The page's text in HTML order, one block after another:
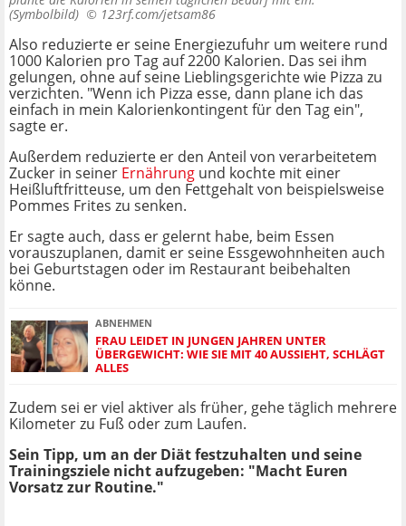
(Symbolbild) © 123rf.com/jetsam86
Also reduzierte er seine Energiezufuhr um weitere rund
1000 Kalorien pro Tag auf 2200 Kalorien. Das sei ihm
gelungen, ohne auf seine Lieblingsgerichte wie Pizza zu
verzichten. "Wenn ich Pizza esse, dann plane ich das
einfach in mein Kalorienkontingent für den Tag ein",
sagte er.
Außerdem reduzierte er den Anteil von verarbeitetem
Zucker in seiner Ernährung und kochte mit einer
Heißluftfritteuse, um den Fettgehalt von beispielsweise
Pommes Frites zu senken.
Er sagte auch, dass er gelernt habe, beim Essen
vorauszuplanen, damit er seine Essgewohnheiten auch
bei Geburtstagen oder im Restaurant beibehalten
könne.
ABNEHMEN
FRAU LEIDET IN JUNGEN JAHREN UNTER
ÜBERGEWICHT: WIE SIE MIT 40 AUSSIEHT, SCHLÄGT
ALLES
Zudem sei er viel aktiver als früher, gehe täglich mehrere
Kilometer zu Fuß oder zum Laufen.
Sein Tipp, um an der Diät festzuhalten und seine
Trainingsziele nicht aufzugeben: "Macht Euren
Vorsatz zur Routine."